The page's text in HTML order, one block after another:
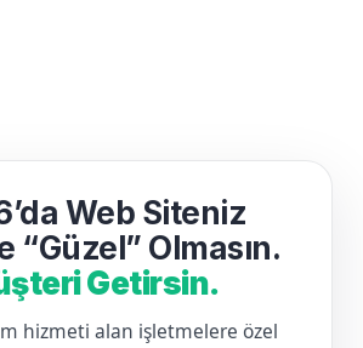
Web Siteniz
“Güzel” Olmasın.
Getirsin.
hizmeti alan işletmelere özel